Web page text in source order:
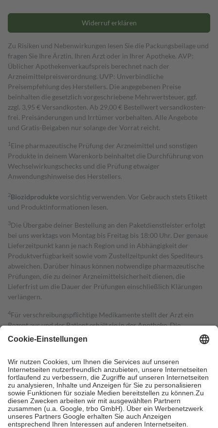
Widerruf erklären
Zu Risiken und Nebenwirkungen lesen Sie die Packungsbeilage und
fragen Sie Ihre Ärztin, Ihren Arzt oder in Ihrer Apotheke. AVP:
Üblicher Apothekenverkaufspreis berechnet nach der
Arzneimittelpreisverordnung. UVP: Unverbindliche
Preisempfehlung des Herstellers. Die angegebenen Preise
beinhalten die gesetzlich vorgeschriebene Mehrwertsteuer, ggf.
zzgl. 3,95 € Versandkosten. Ab 29,00 € Bestell­wert versand­kosten­
frei. Preisänderungen und Irrtümer vorbehalten. Alle Angebote
und Gratis-Beigaben nur solange der Vorrat reicht.
1 Eine pharmazeutische Prüfung der Arzneimittel und sonstigen
Produkte in deinem Warenkorb beinhaltet die Durchführung von
Wechselwirkungschecks und die Prüfung etwaiger
Anwendungshinweise des Herstellers.
2Biozidproduktevorsichtig verwenden. Vor Gebrauch stets Etikett
und Produktinformationen lesen.
3Die Übergabe deiner Bestellung an den Paketdienstleister erfolgt
bei uns werktags von Montag bis Freitag bis 18:00 Uhr. Der genaue
Lieferzeitpunkt kann je nach Region und in Abhängigkeit der
Produktverfügbarkeit sowie vom Zustellzeitpunkt des Spediteurs
abweichen. Darüber hinaus können notwendige pharmazeutische
Prüfungen, die zu deiner Arzneimittelsicherheit dienen, die
Lieferfrist um die Dauer der Prüfungen einschließlich Klärungen
verlängern.
4Für verschreibungspflichtige Medikamente stellt der Arzt ein
Rezept aus und der Patient erhält sie in der Apotheke. Die
gesetzliche Krankenversicherung übernimmt in der Regel die
Kosten dafür, der Versicherte trägt einen Teil davon als Zuzahlung
Grundsätzlich leisten Mitglieder Zuzahlungen in Höhe von zehn
Prozent des Abgabepreises,mindestens jedochfünf Euround
höchstens zehn Euro.Es sind jedoch nie mehr als die tatsächlichen
Kosten der Leistung zu entrichten.
Diese Regeln gelten grundsätzlich auch für Online-Apotheken.
Bei Heilmitteln und häuslicher Krankenpflege beträgt die